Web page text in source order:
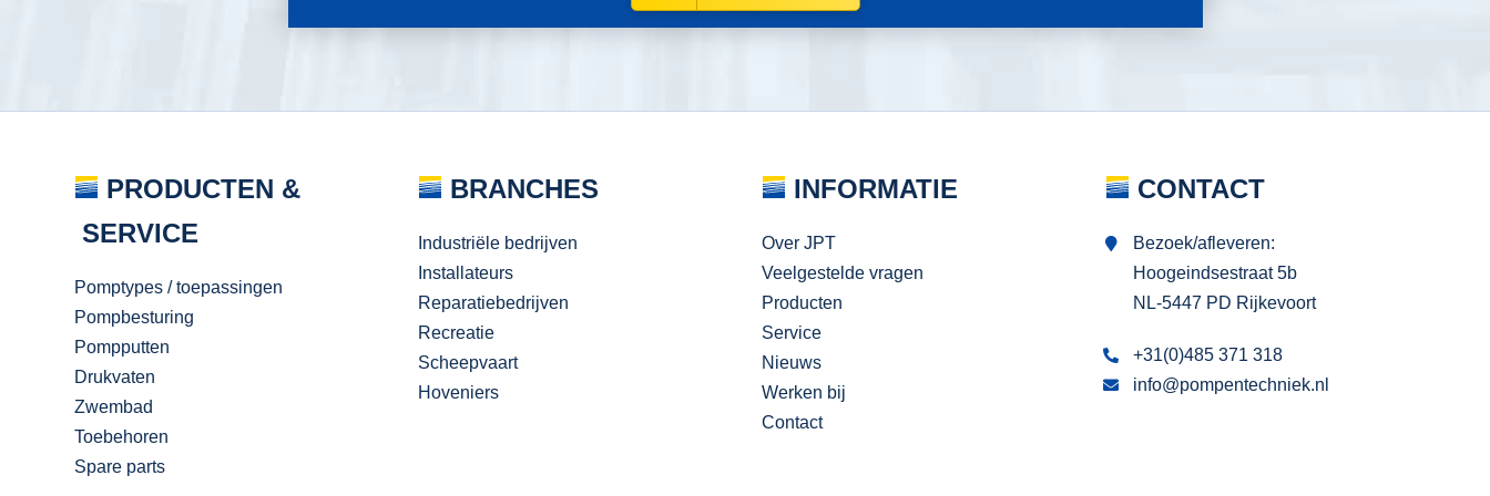
PRODUCTEN &
SERVICE
Pomptypes / toepassingen
Pompbesturing
Pompputten
Drukvaten
Zwembad
Toebehoren
Spare parts
BRANCHES
Industriële bedrijven
Installateurs
Reparatiebedrijven
Recreatie
Scheepvaart
Hoveniers
INFORMATIE
Over JPT
Veelgestelde vragen
Producten
Service
Nieuws
Werken bij
Contact
CONTACT
Bezoek/afleveren:
Hoogeindsestraat 5b
NL-5447 PD Rijkevoort
+31(0)485 371 318
info@pompentechniek.nl